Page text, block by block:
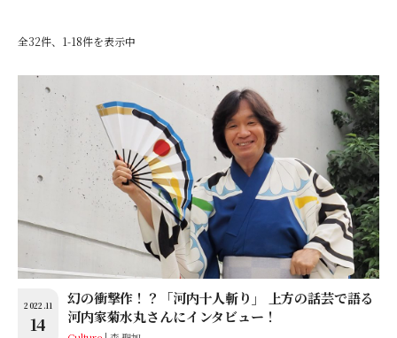
全32件、1-18件を表示中
2022.11
14
幻の衝撃作！？「河内十人斬り」 上方の話芸で語る
河内家菊水丸さんにインタビュー！